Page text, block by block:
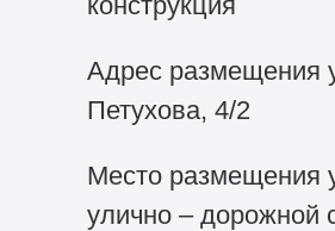
Адрес размещения
Петухова, 4/2
Место размещения
улично – дорожной